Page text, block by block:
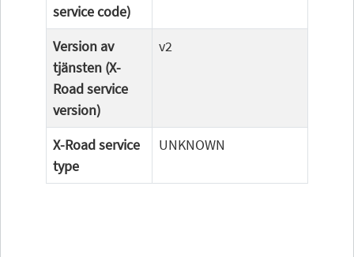
service code)
Version av
tjänsten (X-
Road service
version)
v2
X-Road service
type
UNKNOWN